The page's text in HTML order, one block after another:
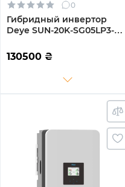
0
Гибридный инвертор
Deye SUN-20K-SG05LP3-
Wi-Fi 220/380V Трифазний
130500 ₴